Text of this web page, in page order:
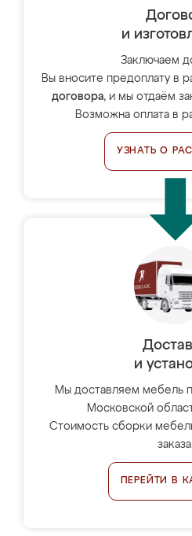
и
Заключаем
Вы вносите предоплату в
договора, и мы отдаём
Возможна оплата в
УЗНАТЬ О
и
Мы доставляем мебель
Московской
Стоимость сборки
заказа.
ПЕРЕЙТИ В